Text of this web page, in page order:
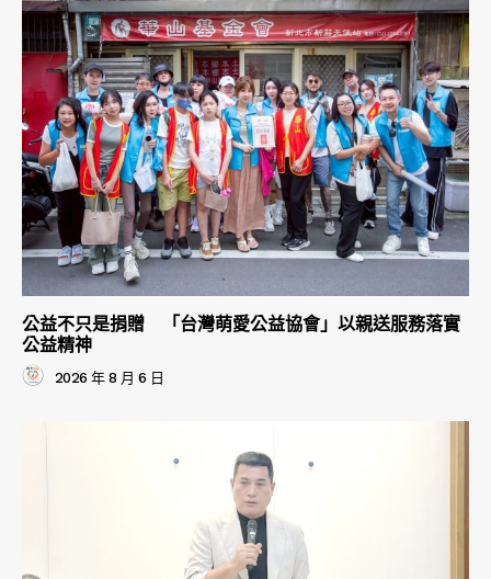
公益不只是捐贈 「台灣萌愛公益協會」以親送服務落實
公益精神
2026 年 8 月 6 日